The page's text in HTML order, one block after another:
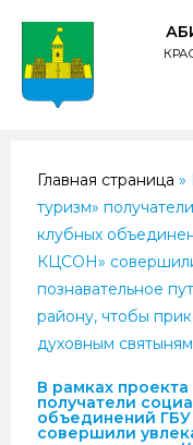
Главная страница »
туризм»
клубных
КЦСОН»
познавательное
району, чтобы
духовным святыням
В рамках
получатели
объединений
совершили